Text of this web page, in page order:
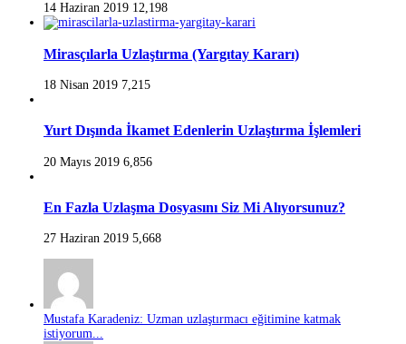
14 Haziran 2019 12,198
Mirasçılarla Uzlaştırma (Yargıtay Kararı)
18 Nisan 2019 7,215
Yurt Dışında İkamet Edenlerin Uzlaştırma İşlemleri
20 Mayıs 2019 6,856
En Fazla Uzlaşma Dosyasını Siz Mi Alıyorsunuz?
27 Haziran 2019 5,668
Mustafa Karadeniz: Uzman uzlaştırmacı eğitimine katmak
istiyorum...